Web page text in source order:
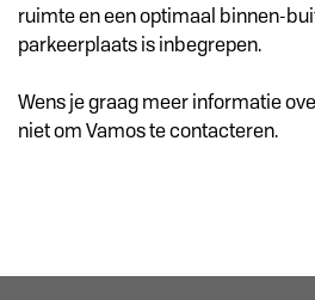
ruimte en een optimaal binnen-
parkeerplaats is inbegrepen.
Wens je graag meer informatie
niet om Vamos te contacteren.